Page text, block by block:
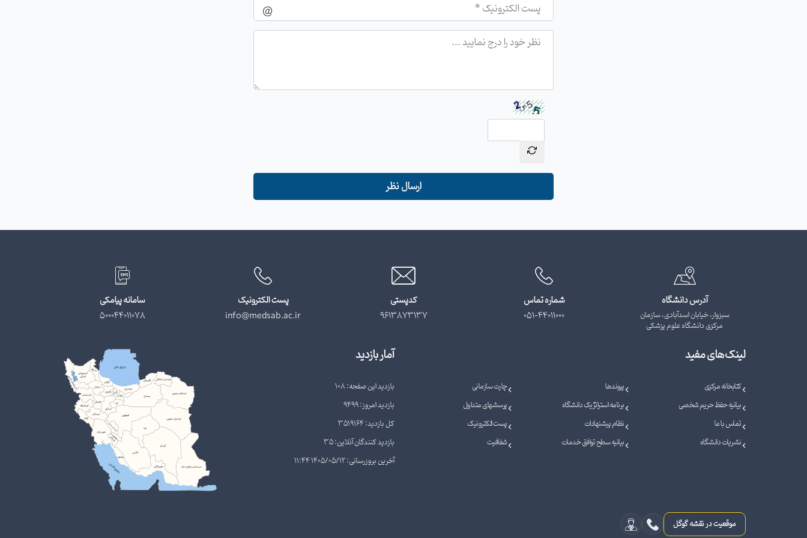
ارسال نظر
آدرس دانشگاه
سبزوار، خیابان اسدآبادی، سازمان
مرکزی دانشگاه علوم پزشکی
شماره تماس
051-44011000
کدپستی
9613873137
پست الکترونیک
info@medsab.ac.ir
سامانه پیامکی
500044011078
لینک‌های مفید
کتابخانه مرکزی پیوندها
چارت سازمانی
بیانیه حفظ حریم شخصی
برنامه استراتژیک دانشگاه
پرسشهای متداول
تماس با ما
نظام پیشنهادات
پست الکترونیک
نشریات دانشگاه
بیانیه سطح توافق خدمات شفافیت
آمار بازدید
بازدید این صفحه: 108
بازدید امروز: 9499
کل بازدید: 3519164
بازدید کنندگان آنلاین: 35
آخرین بروزرسانی: 1405/05/12 11:44
موقعیت در نقشه گوگل